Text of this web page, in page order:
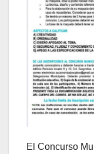
El Concurso